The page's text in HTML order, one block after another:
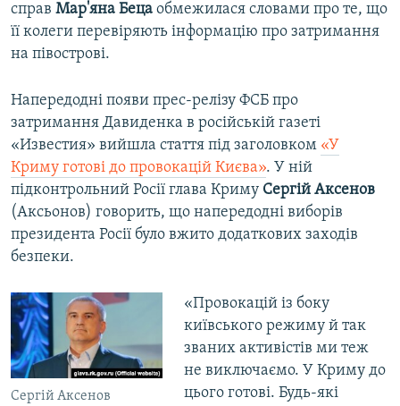
справ Мар'яна Беца обмежилася словами про те, що
її колеги перевіряють інформацію про затримання
на півострові.
Напередодні появи прес-релізу ФСБ про
затримання Давиденка в російській газеті
«Известия» вийшла стаття під заголовком «У
Криму готові до провокацій Києва». У ній
підконтрольний Росії глава Криму Сергій Аксенов
(Аксьонов) говорить, що напередодні виборів
президента Росії було вжито додаткових заходів
безпеки.
Сергій Аксенов
«Провокацій із боку
київського режиму й так
званих активістів ми теж
не виключаємо. У Криму до
цього готові. Будь-які